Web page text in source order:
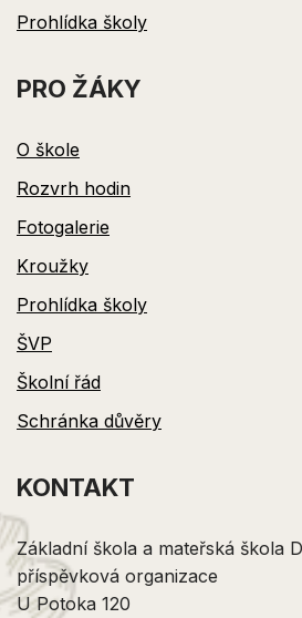
Prohlídka školy
PRO ŽÁKY
O škole
Rozvrh hodin
Fotogalerie
Kroužky
Prohlídka školy
ŠVP
Školní řád
Schránka důvěry
KONTAKT
Základní škola a mateřská škola
příspěvková organizace
U Potoka 120